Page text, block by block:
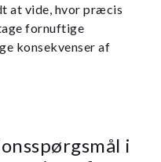
at vide, hvor præcis
fornuftige
konsekvenser af
i